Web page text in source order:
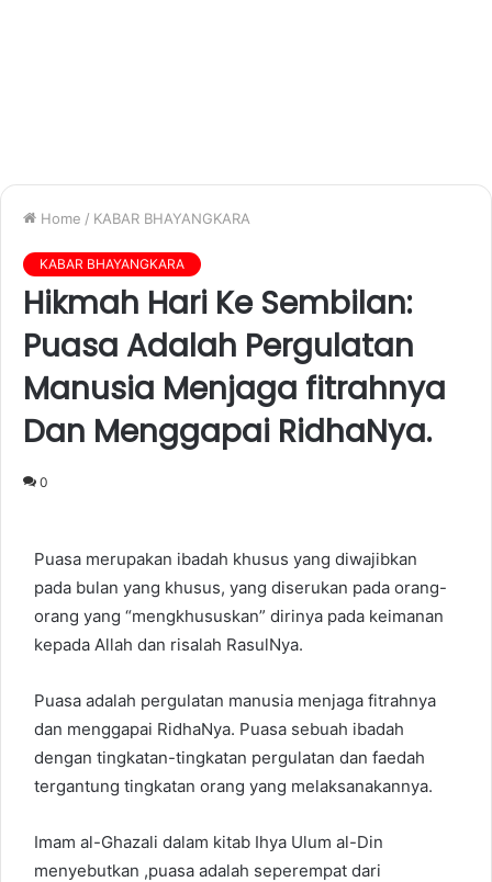
Home / KABAR BHAYANGKARA
KABAR BHAYANGKARA
Hikmah Hari Ke Sembilan:
Puasa Adalah Pergulatan
Manusia Menjaga fitrahnya
Dan Menggapai RidhaNya.
0
Puasa merupakan ibadah khusus yang diwajibkan
pada bulan yang khusus, yang diserukan pada orang-
orang yang “mengkhususkan” dirinya pada keimanan
kepada Allah dan risalah RasulNya.
Puasa adalah pergulatan manusia menjaga fitrahnya
dan menggapai RidhaNya. Puasa sebuah ibadah
dengan tingkatan-tingkatan pergulatan dan faedah
tergantung tingkatan orang yang melaksanakannya.
Imam al-Ghazali dalam kitab Ihya Ulum al-Din
menyebutkan ,puasa adalah seperempat dari